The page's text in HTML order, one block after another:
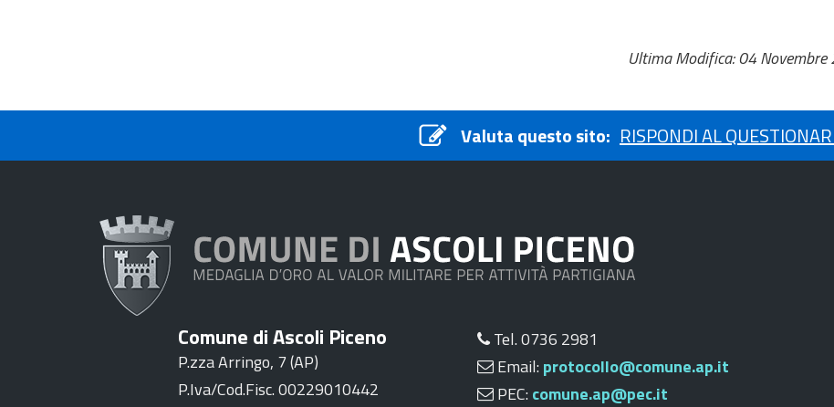
Ultima Modifica: 04
Valuta questo sito: RISPONDI AL
Comune di Ascoli Piceno
P.zza Arringo, 7 (AP)
P.Iva/Cod.Fisc. 00229010442
Tel. 0736 2981
Email: protocollo@comune.ap.it
PEC: comune.ap@pec.it